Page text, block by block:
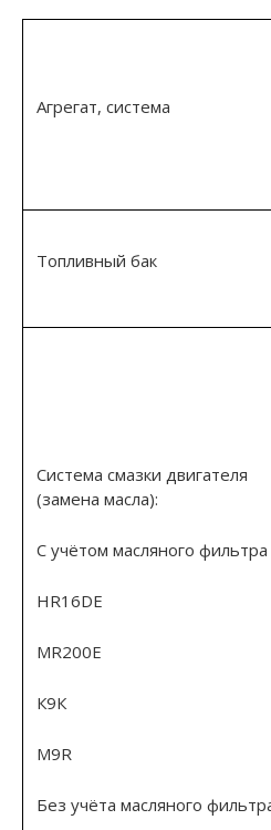
Агрегат, система
Топливный бак
Система смазки двигателя
(замена масла):
С учётом масляного фильтра
HR16DE
MR200E
К9К
M9R
Без учёта масляного